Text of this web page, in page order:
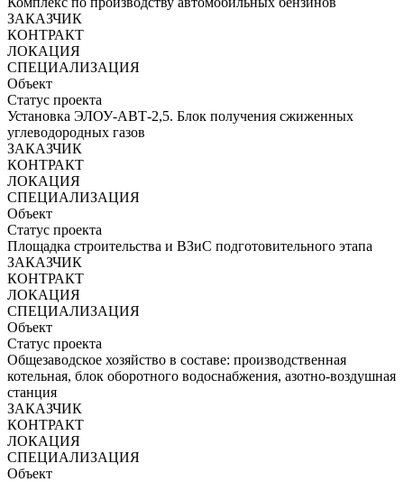
ЗАКАЗЧИК
КОНТРАКТ
ЛОКАЦИЯ
СПЕЦИАЛИЗАЦИЯ
Объект
Статус проекта
Установка ЭЛОУ-АВТ-2,5. Блок получения сжиженных
углеводородных газов
ЗАКАЗЧИК
КОНТРАКТ
ЛОКАЦИЯ
СПЕЦИАЛИЗАЦИЯ
Объект
Статус проекта
Площадка строительства и ВЗиС подготовительного этапа
ЗАКАЗЧИК
КОНТРАКТ
ЛОКАЦИЯ
СПЕЦИАЛИЗАЦИЯ
Объект
Статус проекта
Общезаводское хозяйство в составе: производственная
котельная, блок оборотного водоснабжения, азотно-воздушная
станция
ЗАКАЗЧИК
КОНТРАКТ
ЛОКАЦИЯ
СПЕЦИАЛИЗАЦИЯ
Объект